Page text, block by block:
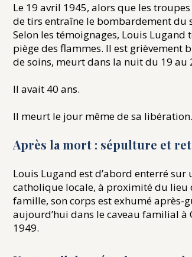
Le 19 avril 1945, alors que les
de tirs entraîne le bombardement du
Selon les témoignages, Louis
piège des flammes. Il est grièvement
de soins, meurt dans la nuit du 19 au
Il avait 40 ans.
Il meurt le jour même de sa libération.
Après la mort : sépulture et
Louis Lugand est d’abord enterré
catholique locale, à proximité du lieu
famille, son corps est exhumé après-
aujourd’hui dans le caveau familial
1949.